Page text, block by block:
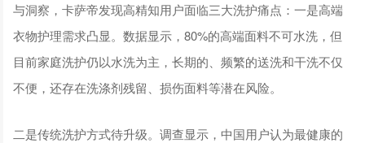
与洞察，卡萨帝发现高精知用户面临三大洗护痛点：一是高端
衣物护理需求凸显。数据显示，80%的高端面料不可水洗，但
目前家庭洗护仍以水洗为主，长期的、频繁的送洗和干洗不仅
不便，还存在洗涤剂残留、损伤面料等潜在风险。
二是传统洗护方式待升级。调查显示，中国用户认为最健康的